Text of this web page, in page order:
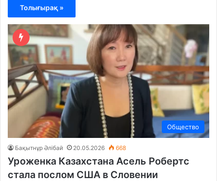
Толығырақ »
Общество
Бақытнұр Әлібай 20.05.2026 668
Уроженка Казахстана Асель Робертс
стала послом США в Словении